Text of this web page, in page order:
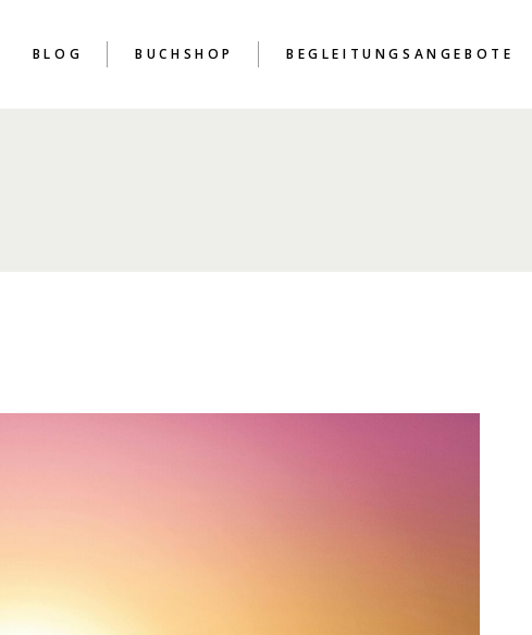
BLOG BUCHSHOP BEGLEITUNGSANGEBOTE